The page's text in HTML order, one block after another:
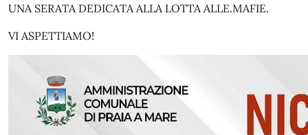
UNA SERATA DEDICATA ALLA LOTTA ALLE.MAFIE.
VI ASPETTIAMO!